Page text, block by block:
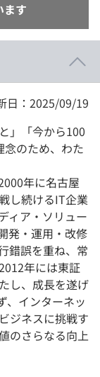
ます
日：2025/09/19
」「今から100
のため、わた
年に名古屋
し続けるIT企業
ィア・ソリュー
発・運用・改修
錯誤を重ね、常
年には東証
し、成長を遂げ
、インターネッ
ジネスに挑戦す
のさらなる向上